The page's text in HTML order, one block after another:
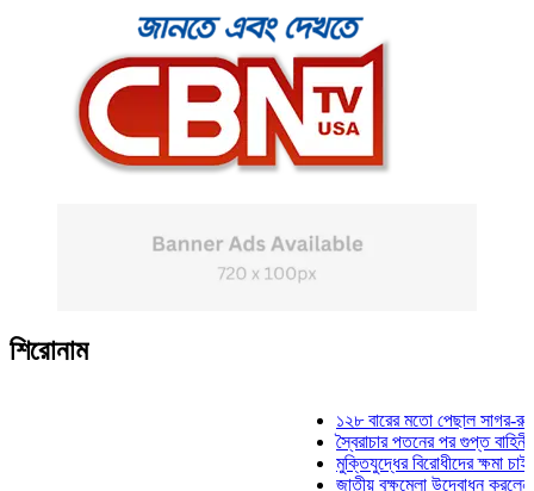
শিরোনাম
১২৮ বারের মতো পেছাল সাগর-রুনি
স্বৈরাচার পতনের পর গুপ্ত বাহিনীর
মুক্তিযুদ্ধের বিরোধীদের ক্ষমা চাইতে
জাতীয় বৃক্ষমেলা উদ্বোধন করলেন